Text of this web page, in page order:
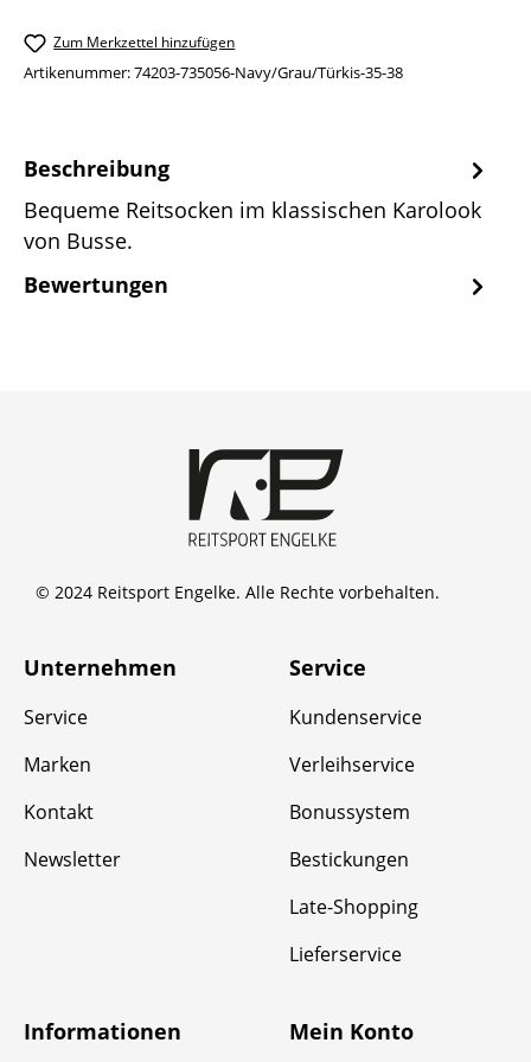
Zum Merkzettel hinzufügen
Artikenummer:74203-735056-Navy/Grau/Türkis-35-38
Beschreibung
Bequeme Reitsocken im klassischen Karolook
von Busse.
Bewertungen
© 2024 Reitsport Engelke. Alle Rechte vorbehalten.
Unternehmen
Service
Marken
Kontakt
Newsletter
Service
Kundenservice
Verleihservice
Bonussystem
Bestickungen
Late-Shopping
Lieferservice
Informationen Mein Konto